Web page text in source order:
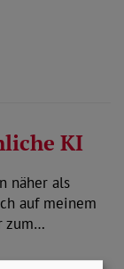
KI
näher als
auf meinem
zum…